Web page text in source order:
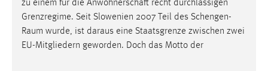
zu einem für die Anwohnerschaft recht durchlässigen
Grenzregime. Seit Slowenien 2007 Teil des Schengen-
Raum wurde, ist daraus eine Staatsgrenze zwischen zwei
EU-Mitgliedern geworden. Doch das Motto der